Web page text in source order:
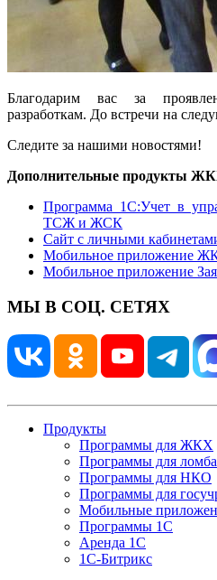
Благодарим вас за
разработкам. До встречи на
Следите за нашими новостями!
Дополнительные продукты
Программа 1C:Учет в
ТСЖ и ЖСК
Сайт с личными
Мобильное приложение
Мобильное приложение
МЫ В СОЦ. СЕТЯХ
Продукты
Программы для ЖКХ
Программы для
Программы для НКО
Программы для
Мобильные
Программы 1С
Аренда 1С
1С-Битрикс